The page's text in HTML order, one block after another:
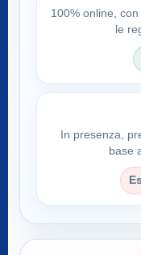
100% online,
le
In presenza,
base